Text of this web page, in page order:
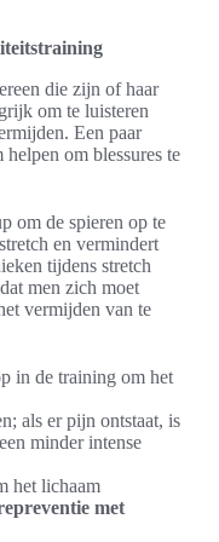
die zijn of haar
om te luisteren
Een paar
helpen om blessures te
om de spieren op te
en vermindert
tijdens stretch
men zich moet
vermijden van te
in de training om het
als er pijn ontstaat, is
minder intense
het lichaam
met